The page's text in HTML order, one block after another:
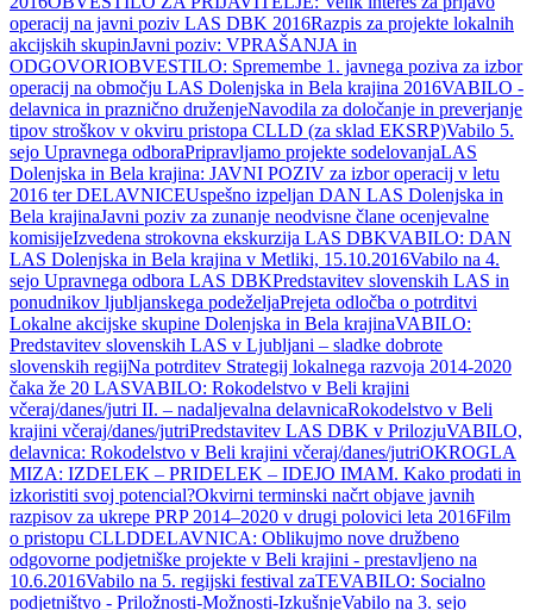
operacij na javni poziv LAS DBK 2016Razpis za projekte lokalnih
akcijskih skupinJavni poziv: VPRAŠANJA in
ODGOVORIOBVESTILO: Spremembe 1. javnega poziva za izbor
operacij na območju LAS Dolenjska in Bela krajina 2016VABILO -
delavnica in praznično druženjeNavodila za določanje in preverjanje
tipov stroškov v okviru pristopa CLLD (za sklad EKSRP)Vabilo 5.
sejo Upravnega odboraPripravljamo projekte sodelovanjaLAS
Dolenjska in Bela krajina: JAVNI POZIV za izbor operacij v letu
2016 ter DELAVNICEUspešno izpeljan DAN LAS Dolenjska in
Bela krajinaJavni poziv za zunanje neodvisne člane ocenjevalne
komisijeIzvedena strokovna ekskurzija LAS DBKVABILO: DAN
LAS Dolenjska in Bela krajina v Metliki, 15.10.2016Vabilo na 4.
sejo Upravnega odbora LAS DBKPredstavitev slovenskih LAS in
ponudnikov ljubljanskega podeželjaPrejeta odločba o potrditvi
Lokalne akcijske skupine Dolenjska in Bela krajinaVABILO:
Predstavitev slovenskih LAS v Ljubljani – sladke dobrote
slovenskih regijNa potrditev Strategij lokalnega razvoja 2014-2020
čaka že 20 LASVABILO: Rokodelstvo v Beli krajini
včeraj/danes/jutri II. – nadaljevalna delavnicaRokodelstvo v Beli
krajini včeraj/danes/jutriPredstavitev LAS DBK v PrilozjuVABILO,
delavnica: Rokodelstvo v Beli krajini včeraj/danes/jutriOKROGLA
MIZA: IZDELEK – PRIDELEK – IDEJO IMAM. Kako prodati in
izkoristiti svoj potencial?Okvirni terminski načrt objave javnih
razpisov za ukrepe PRP 2014–2020 v drugi polovici leta 2016Film
o pristopu CLLDDELAVNICA: Oblikujmo nove družbeno
odgovorne podjetniške projekte v Beli krajini - prestavljeno na
10.6.2016Vabilo na 5. regijski festival zaTEVABILO: Socialno
podjetništvo - Priložnosti-Možnosti-IzkušnjeVabilo na 3. sejo